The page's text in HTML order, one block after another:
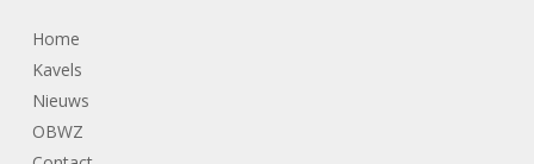
Home
Kavels
Nieuws
OBWZ